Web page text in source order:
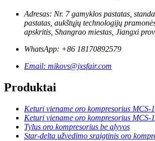
Adresas: Nr. 7 gamyklos pastatas,
pastatas, aukštųjų technologijų
apskritis, Shangrao miestas, Jiangxi
WhatsApp: +86 18170892579
Email: mikovs@jxsfair.com
Produktai
Keturi viename oro kompresorius MCS-
Keturi viename oro kompresorius MCS-
Tylus oro kompresorius be alyvos
Star-delta užvedimo sraigtinis oro